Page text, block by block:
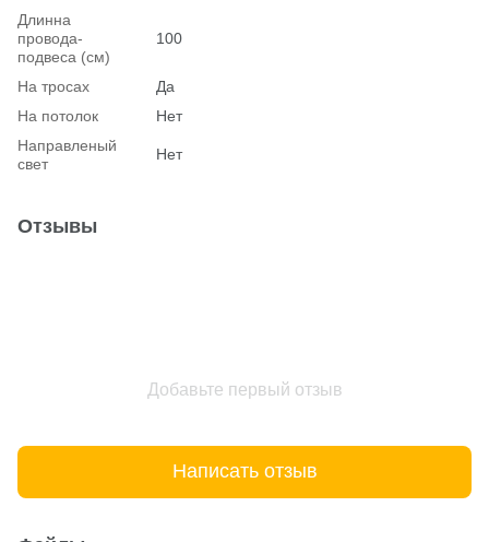
Длинна
провода-
подвеса (см)
100
На тросах
Да
На потолок
Нет
Hаправленый
свет
Нет
Отзывы
Добавьте первый отзыв
Написать отзыв